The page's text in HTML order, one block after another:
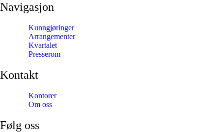
Navigasjon
Kunngjøringer
Arrangementer
Kvartalet
Presserom
Kontakt
Kontorer
Om oss
Følg oss